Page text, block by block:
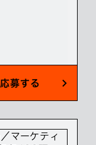
応募する